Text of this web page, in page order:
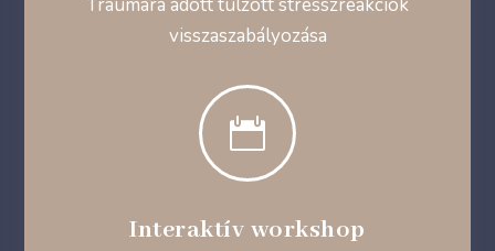
visszaszabályozása

Interaktív workshop